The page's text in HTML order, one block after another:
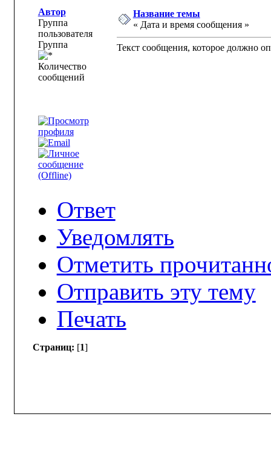
Автор
Группа
пользователя
Группа
Количество
сообщений
Название темы
« Дата и время сообщения »
Текст сообщения, которое должно
Ответ
Уведомлять
Отметить
Отправить эту тему
Печать
Страниц: [1]